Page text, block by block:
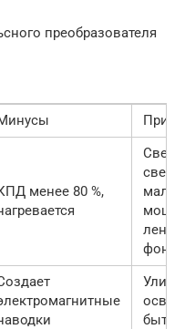
преобразователя
менее 80 %,
малой